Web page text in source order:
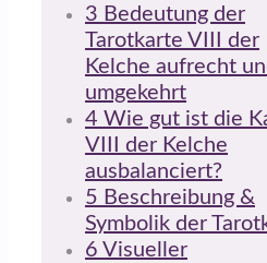
3 Bedeutung der
Tarotkarte VIII der
Kelche aufrecht
umgekehrt
4 Wie gut ist die
VIII der Kelche
ausbalanciert?
5 Beschreibung &
Symbolik der
6 Visueller